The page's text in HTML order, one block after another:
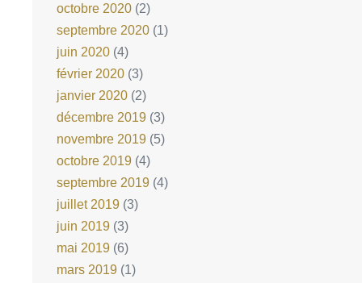
octobre 2020 (2)
septembre 2020 (1)
juin 2020 (4)
février 2020 (3)
janvier 2020 (2)
décembre 2019 (3)
novembre 2019 (5)
octobre 2019 (4)
septembre 2019 (4)
juillet 2019 (3)
juin 2019 (3)
mai 2019 (6)
mars 2019 (1)